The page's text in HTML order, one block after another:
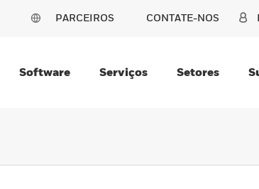
PARCEIROS CONTATE-NOS
Software Serviços Setores